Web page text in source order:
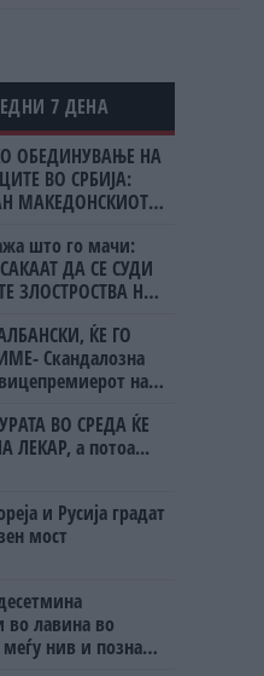
7 ДЕНА
ОБЕДИНУВАЊЕ НА
ВО СРБИЈА:
МАКЕДОНСКИОТ
што го мачи:
ДА СЕ СУДИ
ЗЛОСТРОСТВА НА
ЌЕ ГО
Скандалозна
на
ВО СРЕДА ЌЕ
ЛЕКАР, а потоа...
и Русија градат
мост
во лавина во
нив и познат